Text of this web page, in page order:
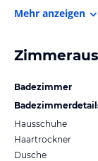
Mehr anzeigen
Badezimmer
Hausschuhe
Haartrockner
Dusche